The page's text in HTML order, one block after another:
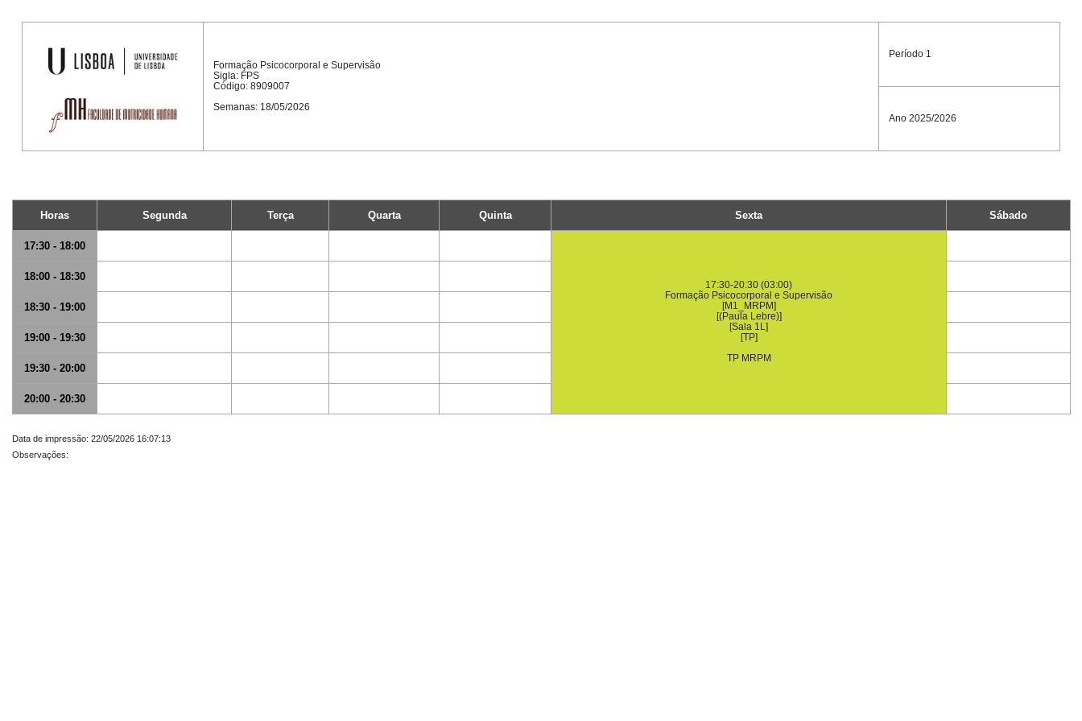
Formação Psicocorporal e Supervisão
Sigla: FPS
Código: 8909007
Semanas: 18/05/2026
Período 1
Ano 2025/2026
Horas Segunda Terça Quarta Quinta Sexta Sábado
17:30 - 18:00
17:30-20:30 (03:00)
Formação Psicocorporal e Supervisão
[M1_MRPM]
[(Paula Lebre)]
[Sala 1L]
[TP]
TP MRPM
18:00 - 18:30
18:30 - 19:00
19:00 - 19:30
19:30 - 20:00
20:00 - 20:30
Data de impressão: 22/05/2026 16:07:13
Observações: